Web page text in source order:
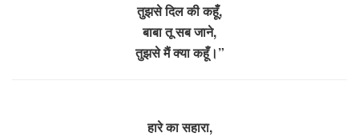
तुझसे दिल की कहूँ,
बाबा तू सब जाने,
तुझसे मैं क्या कहूँ।”
हारे का सहारा,